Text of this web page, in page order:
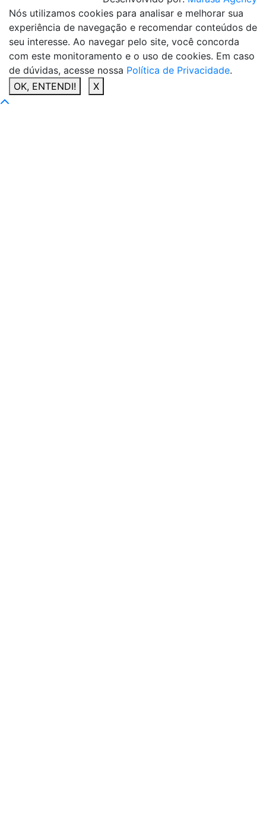
Nós utilizamos cookies para analisar e melhorar sua
experiência de navegação e recomendar conteúdos de
seu interesse. Ao navegar pelo site, você concorda
com este monitoramento e o uso de cookies. Em caso
de dúvidas, acesse nossa Política de Privacidade.
OK, ENTENDI!
X